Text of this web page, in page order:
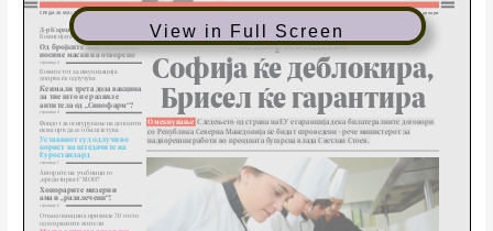
View in Full Screen